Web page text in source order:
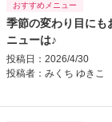
おすすめメニュー
季節の変わり目にも
ニューは♪
投稿日：2026/4/30
投稿者： みくち ゆきこ